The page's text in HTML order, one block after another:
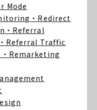
Mode
・Redirect
・Referral
・Referral Traffic
・Remarketing